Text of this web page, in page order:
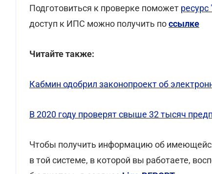
Подготовиться к проверке поможет
доступ к ИПС можно получить поссылке
Читайте также:
Кабмин одобрил законопроект об
В 2020 году проверят свыше 32 тысяч
Чтобы получить информацию об
в той системе, в которой вы работаете,